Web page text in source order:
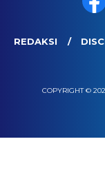
REDAKSI
COPYRIGHT ©